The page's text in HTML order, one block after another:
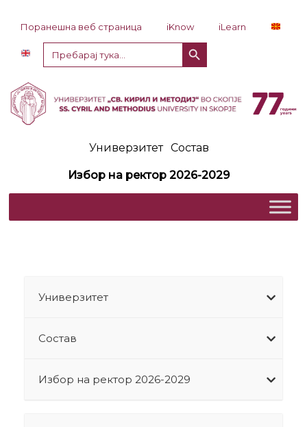
Поранешна веб страница iKnow
iLearn
Пребарај
за:
Копче за пребарување
Универзитет Состав
Избор на ректор 2026-2029
Универзитет
Состав
Избор на ректор 2026-2029